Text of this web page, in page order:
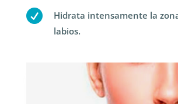

Hidrata intensamente la
labios.